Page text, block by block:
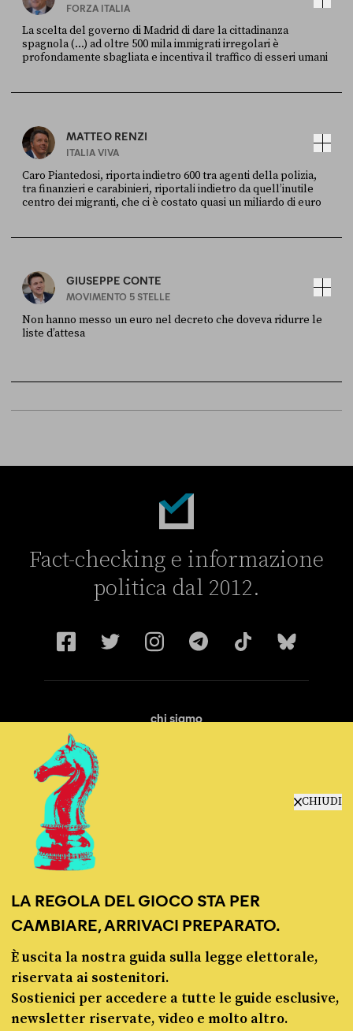
CHIUDI
LA REGOLA DEL GIOCO STA PER
CAMBIARE, ARRIVACI PREPARATO.
È uscita la nostra guida sulla legge elettorale,
riservata ai sostenitori.
Sostienici per accedere a tutte le guide esclusive,
newsletter riservate, video e molto altro.
FORZA ITALIA
La scelta del governo di Madrid di dare la cittadinanza
spagnola (...) ad oltre 500 mila immigrati irregolari è
profondamente sbagliata e incentiva il traffico di esseri umani
MATTEO RENZI
ITALIA VIVA
Caro Piantedosi, riporta indietro 600 tra agenti della polizia,
tra finanzieri e carabinieri, riportali indietro da quell’inutile
centro dei migranti, che ci è costato quasi un miliardo di euro
GIUSEPPE CONTE
MOVIMENTO 5 STELLE
Non hanno messo un euro nel decreto che doveva ridurre le
liste d’attesa
Fact-checking e informazione
politica dal 2012.
chi siamo
© Pagella Politica 2012 - 2026
Pagella Politica è una testata registrata presso il Tribunale di Milano, n. 55 del 8
marzo 2021. ISSN 2974-9387